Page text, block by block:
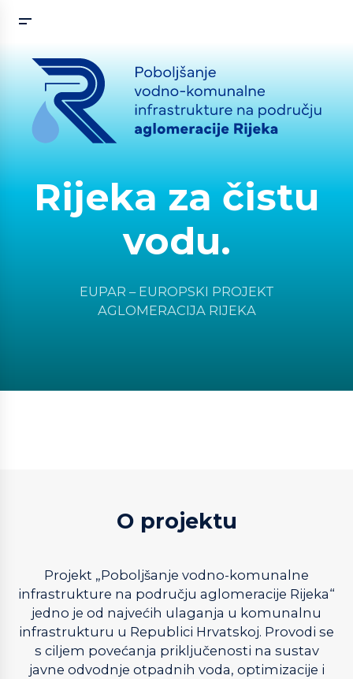
Rijeka za čistu
vodu.
EUPAR – EUROPSKI PROJEKT
AGLOMERACIJA RIJEKA
O projektu
Projekt „Poboljšanje vodno-komunalne
infrastrukture na području aglomeracije Rijeka“
jedno je od najvećih ulaganja u komunalnu
infrastrukturu u Republici Hrvatskoj. Provodi se
s ciljem povećanja priključenosti na sustav
javne odvodnje otpadnih voda, optimizacije i